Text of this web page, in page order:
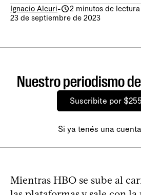
Ignacio Alcuri-
2 minutos de lectura
23 de septiembre de 2023
Nuestro periodismo
Suscribite por
Si ya tenés una cuenta
Mientras HBO se sube al